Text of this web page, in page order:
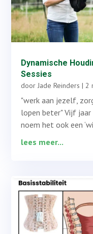
Dynamische
Sessies
doorJade Reinders |2
"werk aan jezelf,
lopen beter" Vijf jaar
noem het ook een
lees meer...